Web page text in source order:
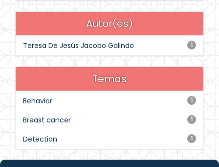
Autor(es)
1
Teresa De Jesús Jacobo Galindo
Temas
1
Behavior
1
Breast cancer
1
Detection